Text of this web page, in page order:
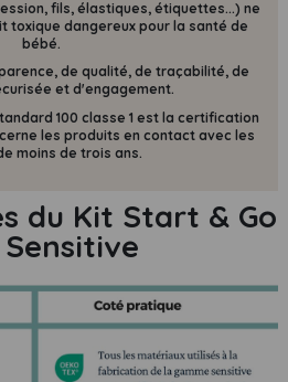
fils, élastiques, étiquettes...) ne
toxique dangereux pour la santé de
bébé.
de qualité, de traçabilité, de
et d'engagement.
100 classe 1 est la certification
les produits en contact avec les
moins de trois ans.
du Kit Start & Go
Sensitive